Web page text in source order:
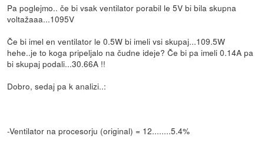
Pa poglejmo.. če bi vsak ventilator porabil le 5V bi bila skupna
voltažaaa...1095V
Če bi imel en ventilator le 0.5W bi imeli vsi skupaj...109.5W
hehe..je to koga pripeljalo na čudne ideje? Če bi pa imeli 0.14A pa
bi skupaj podali...30.66A !!
Dobro, sedaj pa k analizi..:
-Ventilator na procesorju (original) = 12........5.4%